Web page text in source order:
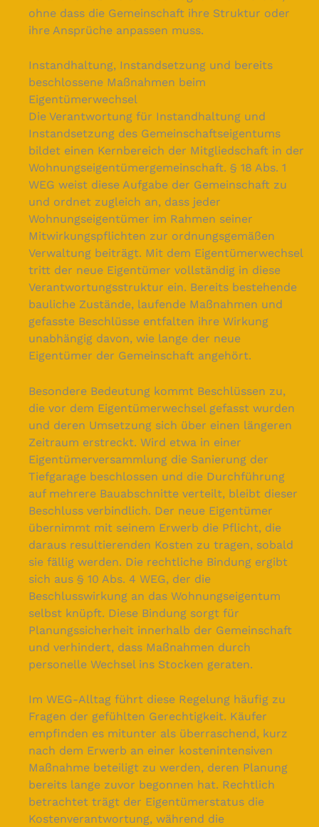
ohne dass die Gemeinschaft ihre Struktur oder
ihre Ansprüche anpassen muss.
Instandhaltung, Instandsetzung und bereits
beschlossene Maßnahmen beim
Eigentümerwechsel
Die Verantwortung für Instandhaltung und
Instandsetzung des Gemeinschaftseigentums
bildet einen Kernbereich der Mitgliedschaft in der
Wohnungseigentümergemeinschaft. § 18 Abs. 1
WEG weist diese Aufgabe der Gemeinschaft zu
und ordnet zugleich an, dass jeder
Wohnungseigentümer im Rahmen seiner
Mitwirkungspflichten zur ordnungsgemäßen
Verwaltung beiträgt. Mit dem Eigentümerwechsel
tritt der neue Eigentümer vollständig in diese
Verantwortungsstruktur ein. Bereits bestehende
bauliche Zustände, laufende Maßnahmen und
gefasste Beschlüsse entfalten ihre Wirkung
unabhängig davon, wie lange der neue
Eigentümer der Gemeinschaft angehört.
Besondere Bedeutung kommt Beschlüssen zu,
die vor dem Eigentümerwechsel gefasst wurden
und deren Umsetzung sich über einen längeren
Zeitraum erstreckt. Wird etwa in einer
Eigentümerversammlung die Sanierung der
Tiefgarage beschlossen und die Durchführung
auf mehrere Bauabschnitte verteilt, bleibt dieser
Beschluss verbindlich. Der neue Eigentümer
übernimmt mit seinem Erwerb die Pflicht, die
daraus resultierenden Kosten zu tragen, sobald
sie fällig werden. Die rechtliche Bindung ergibt
sich aus § 10 Abs. 4 WEG, der die
Beschlusswirkung an das Wohnungseigentum
selbst knüpft. Diese Bindung sorgt für
Planungssicherheit innerhalb der Gemeinschaft
und verhindert, dass Maßnahmen durch
personelle Wechsel ins Stocken geraten.
Im WEG-Alltag führt diese Regelung häufig zu
Fragen der gefühlten Gerechtigkeit. Käufer
empfinden es mitunter als überraschend, kurz
nach dem Erwerb an einer kostenintensiven
Maßnahme beteiligt zu werden, deren Planung
bereits lange zuvor begonnen hat. Rechtlich
betrachtet trägt der Eigentümerstatus die
Kostenverantwortung, während die